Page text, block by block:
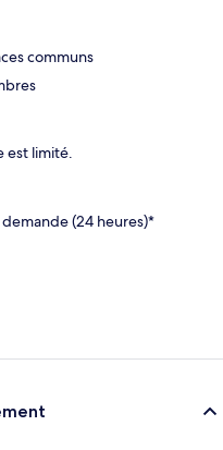
communs
est limité.
(24 heures)*